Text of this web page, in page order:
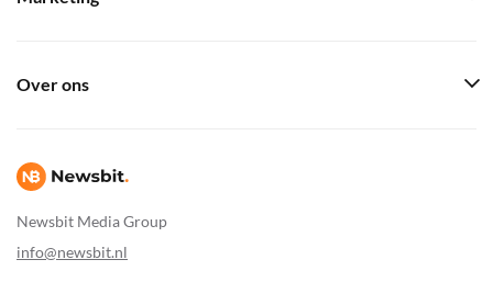
Newsbit Media Group
info@newsbit.nl
Over ons